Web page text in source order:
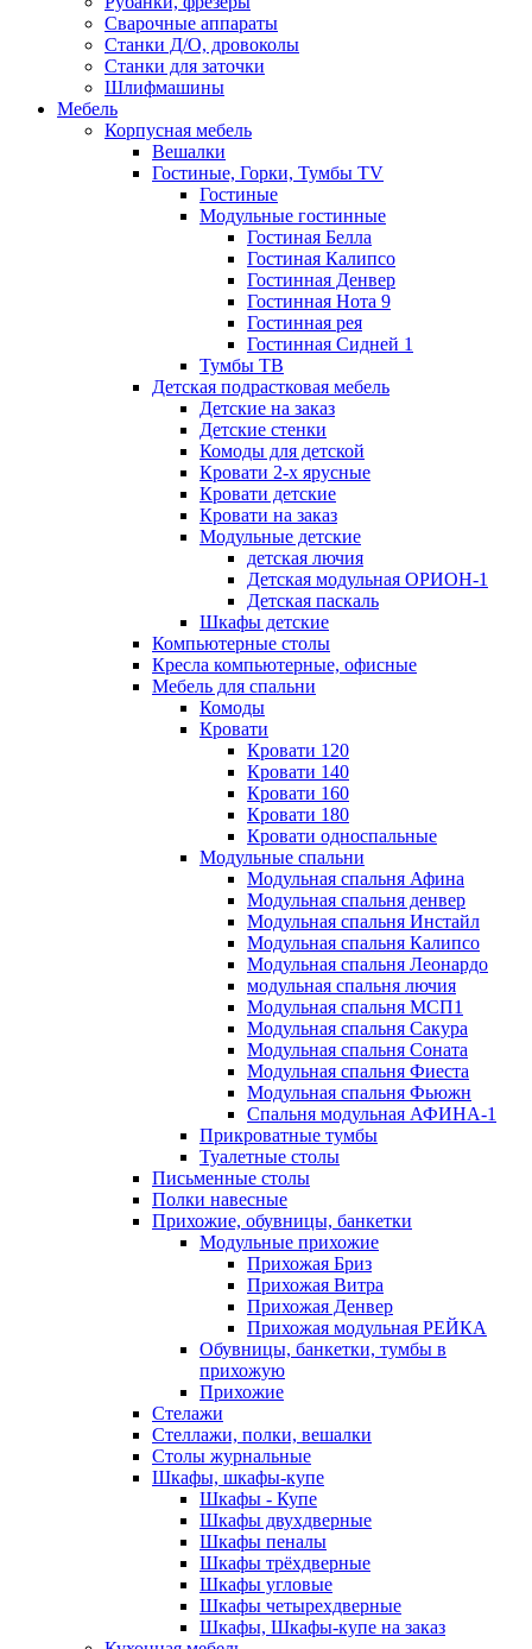
Сварочные аппараты
Станки Д/О, дровоколы
Станки для заточки
Шлифмашины
Мебель
Корпусная мебель
Вешалки
Гостиные, Горки, Тумбы TV
Гостиные
Модульные гостинные
Гостиная Белла
Гостиная Калипсо
Гостинная Денвер
Гостинная Нота 9
Гостинная рея
Гостинная Сидней 1
Тумбы ТВ
Детская подрастковая мебель
Детские на заказ
Детские стенки
Комоды для детской
Кровати 2-х ярусные
Кровати детские
Кровати на заказ
Модульные детские
детская лючия
Детская модульная ОРИОН-1
Детская паскаль
Шкафы детские
Компьютерные столы
Кресла компьютерные, офисные
Мебель для спальни
Комоды
Кровати
Кровати 120
Кровати 140
Кровати 160
Кровати 180
Кровати односпальные
Модульные спальни
Модульная спальня Афина
Модульная спальня денвер
Модульная спальня Инстайл
Модульная спальня Калипсо
Модульная спальня Леонардо
модульная спальня лючия
Модульная спальня МСП1
Модульная спальня Сакура
Модульная спальня Соната
Модульная спальня Фиеста
Модульная спальня Фьюжн
Спальня модульная АФИНА-1
Прикроватные тумбы
Туалетные столы
Письменные столы
Полки навесные
Прихожие, обувницы, банкетки
Модульные прихожие
Прихожая Бриз
Прихожая Витра
Прихожая Денвер
Прихожая модульная РЕЙКА
Обувницы, банкетки, тумбы в
прихожую
Прихожие
Стелажи
Стеллажи, полки, вешалки
Столы журнальные
Шкафы, шкафы-купе
Шкафы - Купе
Шкафы двухдверные
Шкафы пеналы
Шкафы трёхдверные
Шкафы угловые
Шкафы четырехдверные
Шкафы, Шкафы-купе на заказ